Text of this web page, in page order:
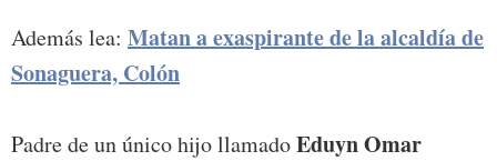
Además lea: Matan a exaspirante de la alcaldía de
Sonaguera, Colón
Padre de un único hijo llamadoEduyn Omar